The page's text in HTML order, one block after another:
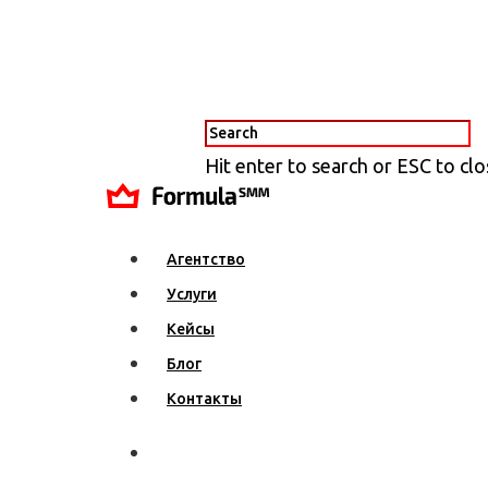
Hit enter to search or ESC to
Агентство
Услуги
Кейсы
Блог
Контакты